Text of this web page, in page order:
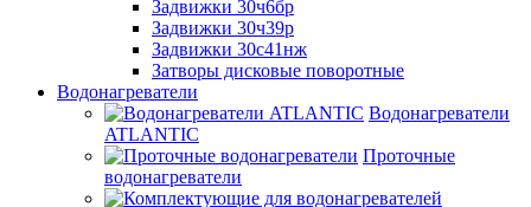
Задвижки 30ч6бр
Задвижки 30ч39р
Задвижки 30с41нж
Затворы дисковые поворотные
Водонагреватели
Водонагреватели
ATLANTIC
Проточные
водонагреватели